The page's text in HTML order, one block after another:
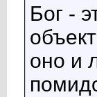
Бог -
оно и